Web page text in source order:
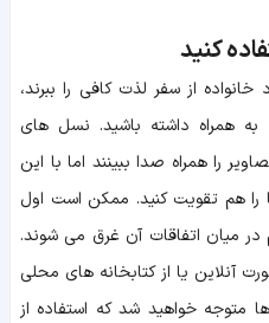
کنید
از سفر لذت کافی را ببرند،
همراه داشته باشید. نسل های
را همراه صدا ببینند اما با این
هم تقویت کنید. ممکن است اول
در میان اتفاقات آن غرق می شوند.
آنلاین یا از کتابخانه های محلی
متوجه خواهید شد که استفاده از